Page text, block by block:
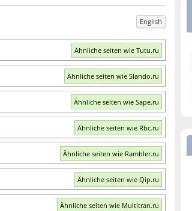
English
Ähnliche seiten wie Tutu.ru
Ähnliche seiten wie Slando.ru
Ähnliche seiten wie Sape.ru
Ähnliche seiten wie Rbc.ru
Ähnliche seiten wie Rambler.ru
Ähnliche seiten wie Qip.ru
Ähnliche seiten wie Multitran.ru